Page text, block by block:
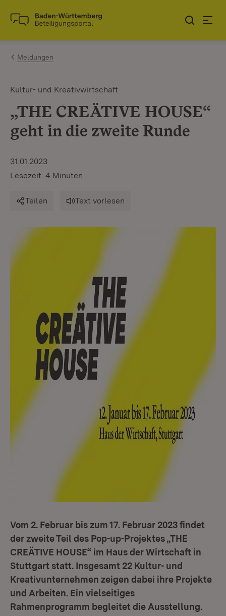
Zum Inhalt springen
Link zur Startseite
Meldungen
Kultur- und Kreativwirtschaft
„THE CREÄTIVE HOUSE“
geht in die zweite Runde
31.01.2023
Lesezeit: 4 Minuten
Teilen Text vorlesen
Vom 2. Februar bis zum 17. Februar 2023 findet
der zweite Teil des Pop-up-Projektes „THE
CREÄTIVE HOUSE“ im Haus der Wirtschaft in
Stuttgart statt. Insgesamt 22 Kultur- und
Kreativunternehmen zeigen dabei ihre Projekte
und Arbeiten. Ein vielseitiges
Rahmenprogramm begleitet die Ausstellung.